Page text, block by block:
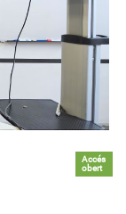
Accés
obert